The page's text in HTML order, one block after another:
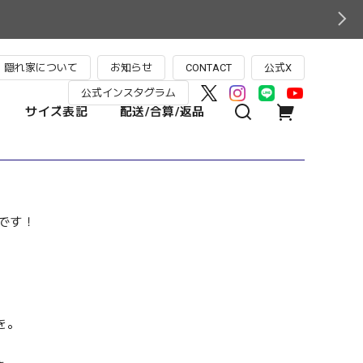
隠れ家について お知らせ CONTACT 公式X
公式インスタグラム
サイズ表記 配送/合算/返品
す！